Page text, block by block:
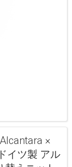
×
イツ製 アル